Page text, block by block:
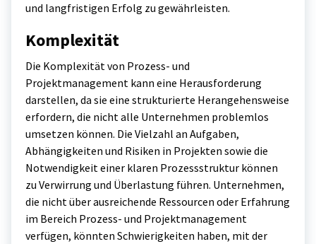
und langfristigen Erfolg zu gewährleisten.
Komplexität
Die Komplexität von Prozess- und
Projektmanagement kann eine Herausforderung
darstellen, da sie eine strukturierte Herangehensweise
erfordern, die nicht alle Unternehmen problemlos
umsetzen können. Die Vielzahl an Aufgaben,
Abhängigkeiten und Risiken in Projekten sowie die
Notwendigkeit einer klaren Prozessstruktur können
zu Verwirrung und Überlastung führen. Unternehmen,
die nicht über ausreichende Ressourcen oder Erfahrung
im Bereich Prozess- und Projektmanagement
verfügen, könnten Schwierigkeiten haben, mit der